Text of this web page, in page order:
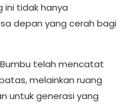
ini tidak hanya
depan yang cerah bagi
Bumbu telah mencatat
melainkan ruang
untuk generasi yang